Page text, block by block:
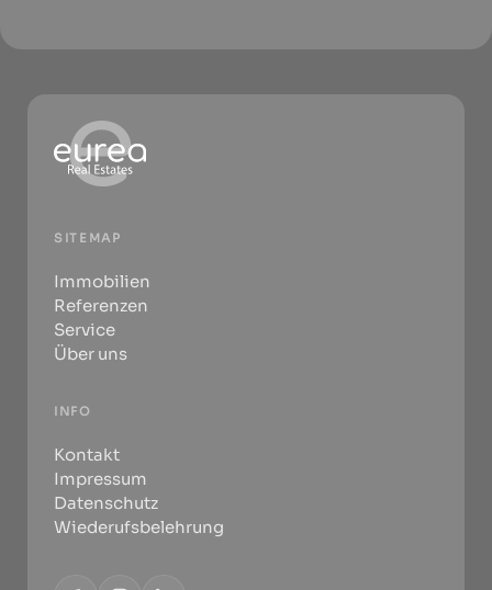
SITEMAP
Immobilien
Referenzen
Service
Über uns
INFO
Kontakt
Impressum
Datenschutz
Wiederufsbelehrung